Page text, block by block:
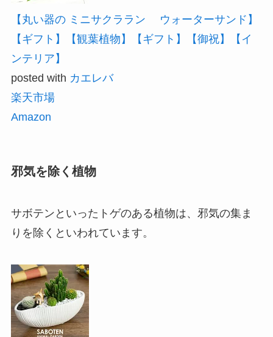
【丸い器の ミニサクララン ウォーターサンド】
【ギフト】【観葉植物】【ギフト】【御祝】【イ
ンテリア】
posted with カエレバ
楽天市場
Amazon
邪気を除く植物
サボテンといったトゲのある植物は、邪気の集ま
りを除くといわれています。